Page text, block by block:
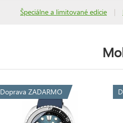
Špeciálne a limitované edície |
Doprava ZADARMO